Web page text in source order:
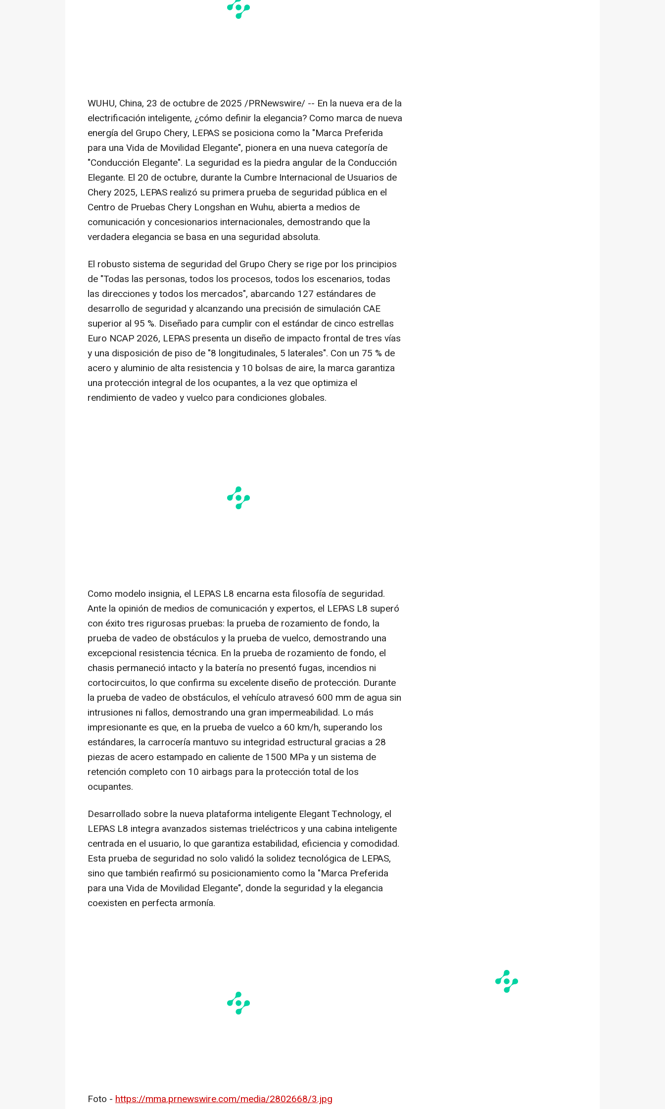
WUHU, China, 23 de octubre de 2025 /PRNewswire/ -- En la nueva era de la
electrificación inteligente, ¿cómo definir la elegancia? Como marca de nueva
energía del Grupo Chery, LEPAS se posiciona como la "Marca Preferida
para una Vida de Movilidad Elegante", pionera en una nueva categoría de
"Conducción Elegante". La seguridad es la piedra angular de la Conducción
Elegante. El 20 de octubre, durante la Cumbre Internacional de Usuarios de
Chery 2025, LEPAS realizó su primera prueba de seguridad pública en el
Centro de Pruebas Chery Longshan en Wuhu, abierta a medios de
comunicación y concesionarios internacionales, demostrando que la
verdadera elegancia se basa en una seguridad absoluta.
El robusto sistema de seguridad del Grupo Chery se rige por los principios
de "Todas las personas, todos los procesos, todos los escenarios, todas
las direcciones y todos los mercados", abarcando 127 estándares de
desarrollo de seguridad y alcanzando una precisión de simulación CAE
superior al 95 %. Diseñado para cumplir con el estándar de cinco estrellas
Euro NCAP 2026, LEPAS presenta un diseño de impacto frontal de tres vías
y una disposición de piso de "8 longitudinales, 5 laterales". Con un 75 % de
acero y aluminio de alta resistencia y 10 bolsas de aire, la marca garantiza
una protección integral de los ocupantes, a la vez que optimiza el
rendimiento de vadeo y vuelco para condiciones globales.
Como modelo insignia, el LEPAS L8 encarna esta filosofía de seguridad.
Ante la opinión de medios de comunicación y expertos, el LEPAS L8 superó
con éxito tres rigurosas pruebas: la prueba de rozamiento de fondo, la
prueba de vadeo de obstáculos y la prueba de vuelco, demostrando una
excepcional resistencia técnica. En la prueba de rozamiento de fondo, el
chasis permaneció intacto y la batería no presentó fugas, incendios ni
cortocircuitos, lo que confirma su excelente diseño de protección. Durante
la prueba de vadeo de obstáculos, el vehículo atravesó 600 mm de agua sin
intrusiones ni fallos, demostrando una gran impermeabilidad. Lo más
impresionante es que, en la prueba de vuelco a 60 km/h, superando los
estándares, la carrocería mantuvo su integridad estructural gracias a 28
piezas de acero estampado en caliente de 1500 MPa y un sistema de
retención completo con 10 airbags para la protección total de los
ocupantes.
Desarrollado sobre la nueva plataforma inteligente Elegant Technology, el
LEPAS L8 integra avanzados sistemas trieléctricos y una cabina inteligente
centrada en el usuario, lo que garantiza estabilidad, eficiencia y comodidad.
Esta prueba de seguridad no solo validó la solidez tecnológica de LEPAS,
sino que también reafirmó su posicionamiento como la "Marca Preferida
para una Vida de Movilidad Elegante", donde la seguridad y la elegancia
coexisten en perfecta armonía.
Foto - https://mma.prnewswire.com/media/2802668/3.jpg